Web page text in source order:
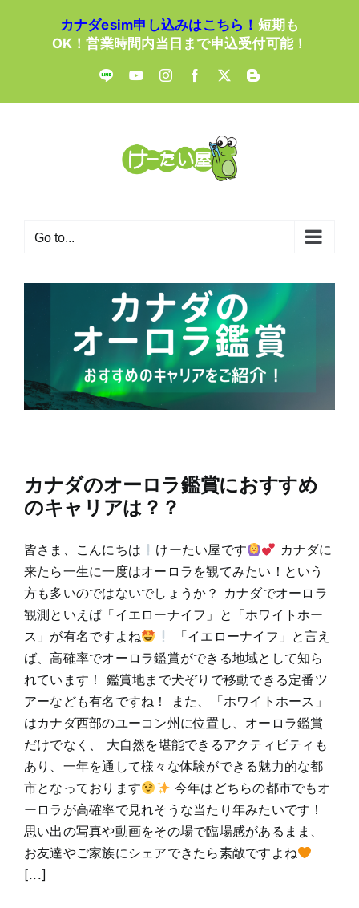
カナダesim申し込みはこちら！ 短期も
OK！営業時間内当日まで申込受付可能！
LINE YouTubeInstagramFacebook
X Blogger
Go to...
カナダのオーロラ鑑賞におすすめ
のキャリアは？？
皆さま、こんにちは けーたい屋です
カナダに
来たら一生に一度はオーロラを観てみたい！という
方も多いのではないでしょうか？ カナダでオーロラ
観測といえば「イエローナイフ」と「ホワイトホー
ス」が有名ですよね
「イエローナイフ」と言え
ば、高確率でオーロラ鑑賞ができる地域として知ら
れています！ 鑑賞地まで犬ぞりで移動できる定番ツ
アーなども有名ですね！ また、「ホワイトホース」
はカナダ西部のユーコン州に位置し、オーロラ鑑賞
だけでなく、 大自然を堪能できるアクティビティも
あり、一年を通して様々な体験ができる魅力的な都
市となっております
今年はどちらの都市でもオ
ーロラが高確率で見れそうな当たり年みたいです！
思い出の写真や動画をその場で臨場感があるまま、
お友達やご家族にシェアできたら素敵ですよね
[...]